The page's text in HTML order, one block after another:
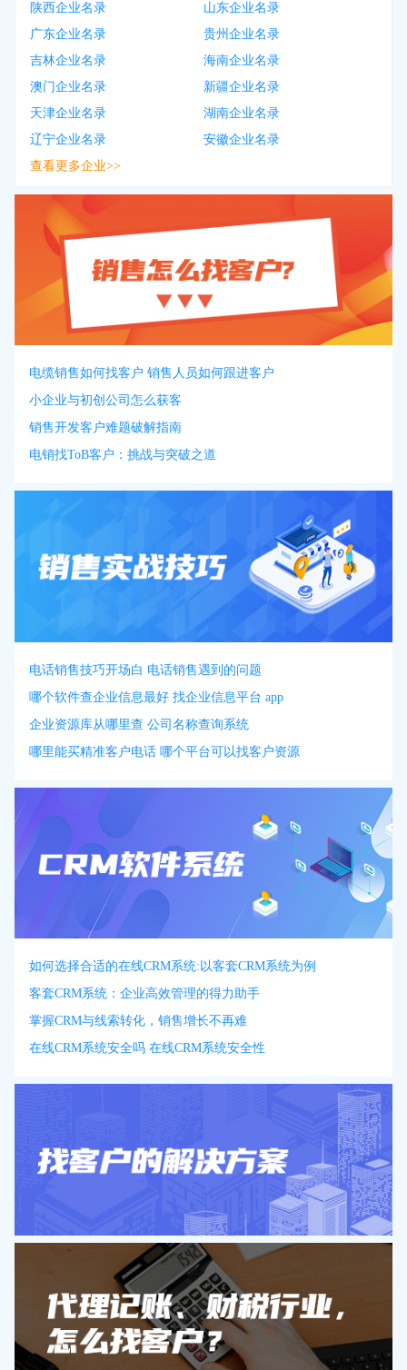
陕西企业名录
山东企业名录
广东企业名录
贵州企业名录
吉林企业名录
海南企业名录
澳门企业名录
新疆企业名录
天津企业名录
湖南企业名录
辽宁企业名录
安徽企业名录
查看更多企业>>
电缆销售如何找客户 销售人员如何跟进客户
小企业与初创公司怎么获客
销售开发客户难题破解指南
电销找ToB客户：挑战与突破之道
电话销售技巧开场白 电话销售遇到的问题
哪个软件查企业信息最好 找企业信息平台 app
企业资源库从哪里查 公司名称查询系统
哪里能买精准客户电话 哪个平台可以找客户资源
如何选择合适的在线CRM系统:以客套CRM系统为例
客套CRM系统：企业高效管理的得力助手
掌握CRM与线索转化，销售增长不再难
在线CRM系统安全吗 在线CRM系统安全性